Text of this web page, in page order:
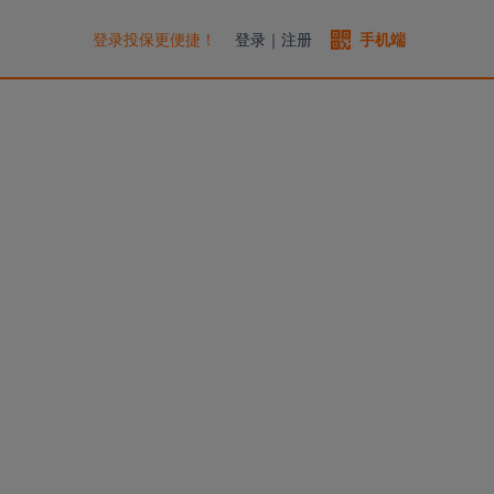
登录投保更便捷！ 登录 注册 手机端